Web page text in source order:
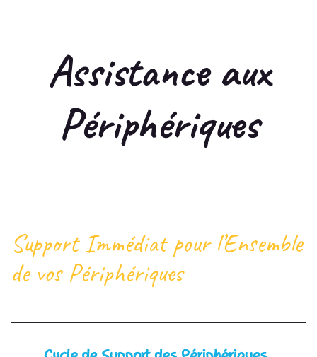
Assistance aux
Périphériques
Support Immédiat pour l’Ensemble
de vos Périphériques